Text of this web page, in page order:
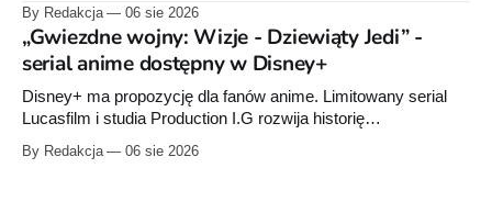
serii Avengers autorstwa Jeda MacKaya trafia do sklepów 12
sierpnia. Rzućcie okiem na przykładowe plansze.
By Redakcja 06 sie 2026
„Gwiezdne wojny: Wizje - Dziewiąty Jedi” -
serial anime dostępny w Disney+
Disney+ ma propozycję dla fanów anime. Limitowany serial
Lucasfilm i studia Production I.G rozwija historię
oraz „Dziewiąty Jedi: Dziecko nadziei" z serii „Gwiezdne
By Redakcja 06 sie 2026